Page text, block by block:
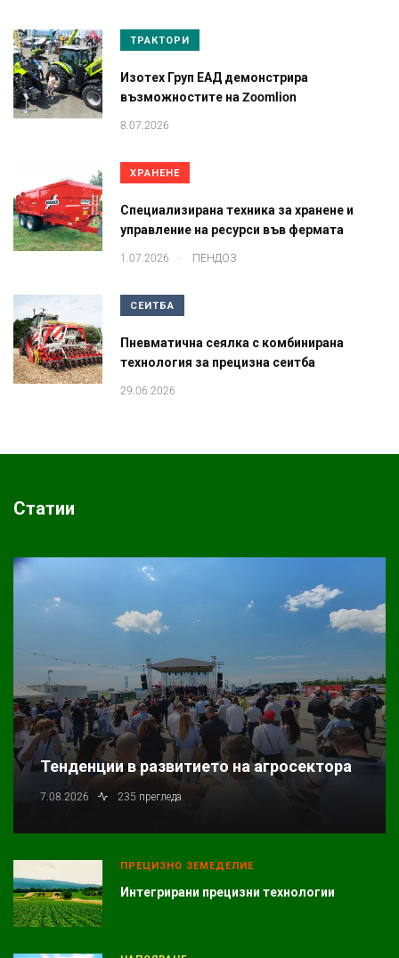
ТРАКТОРИ
Изотех Груп ЕАД демонстрира
възможностите на Zoomlion
8.07.2026
ХРАНЕНЕ
Специализирана техника за хранене и
управление на ресурси във фермата
1.07.2026 ПЕНДОЗ
СЕИТБА
Пневматична сеялка с комбинирана
технология за прецизна сеитба
29.06.2026
Статии
Тенденции в развитието на агросектора
7.08.2026 235 прегледа
ПРЕЦИЗНО ЗЕМЕДЕЛИЕ
Интегрирани прецизни технологии